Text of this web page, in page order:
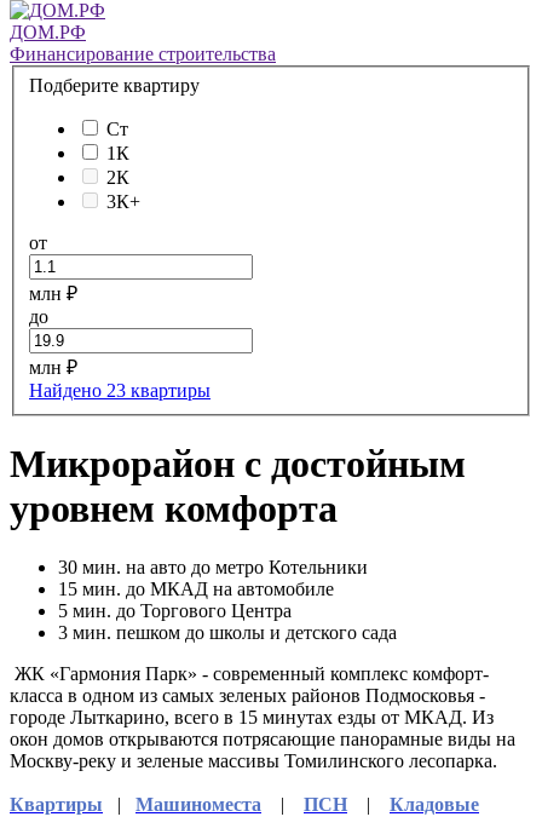
ДОМ.РФ
Финансирование строительства
Подберите квартиру
Ст
1К
2К
3К+
от
млн ₽
до
млн ₽
Найдено 23 квартиры
Микрорайон с достойным
уровнем комфорта
30 мин. на авто до метро Котельники
15 мин. до МКАД на автомобиле
5 мин. до Торгового Центра
3 мин. пешком до школы и детского сада
ЖК «Гармония Парк» - современный комплекс комфорт-
класса в одном из самых зеленых районов Подмосковья -
городе Лыткарино, всего в 15 минутах езды от МКАД. Из
окон домов открываются потрясающие панорамные виды на
Москву-реку и зеленые массивы Томилинского лесопарка.
Квартиры Машиноместа ПСН
Кладовые